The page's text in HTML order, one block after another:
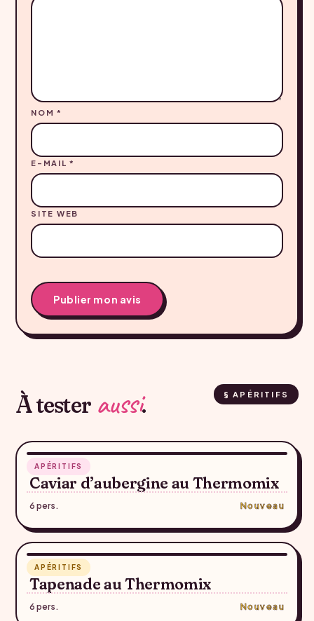
NOM*
E-MAIL*
SITE WEB
À tester aussi. § APÉRITIFS
APÉRITIFS
Caviar d’aubergine au Thermomix
6 pers. Nouveau
APÉRITIFS
Tapenade au Thermomix
6 pers. Nouveau